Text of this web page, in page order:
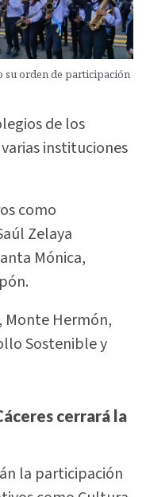
su orden de participación
de los
instituciones
como
Zelaya
Mónica,
Monte Hermón,
Sostenible y
cerrará la
la participación